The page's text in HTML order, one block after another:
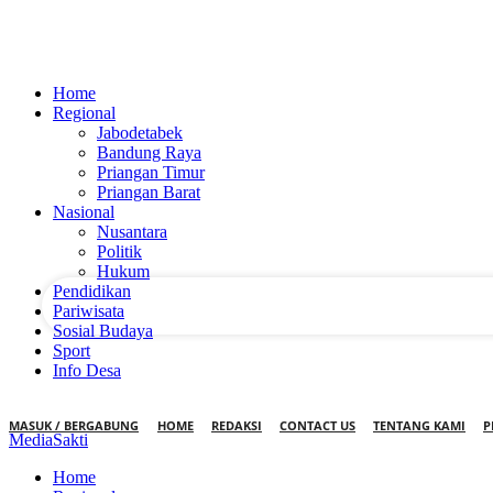
Home
Regional
Jabodetabek
Bandung Raya
Priangan Timur
Priangan Barat
Nasional
Nusantara
Politik
Hukum
Pendidikan
Pariwisata
Sosial Budaya
Sport
Info Desa
kata sandi Anda
MASUK / BERGABUNG HOME REDAKSI CONTACT US TENTANG KAMI
MediaSakti
Home